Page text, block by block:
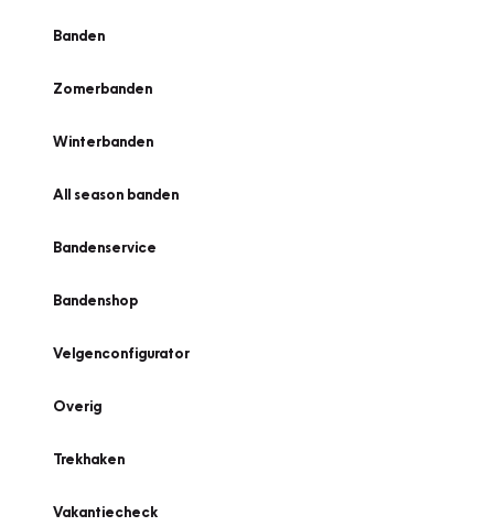
Banden
Zomerbanden
Winterbanden
All season banden
Bandenservice
Bandenshop
Velgenconfigurator
Overig
Trekhaken
Vakantiecheck